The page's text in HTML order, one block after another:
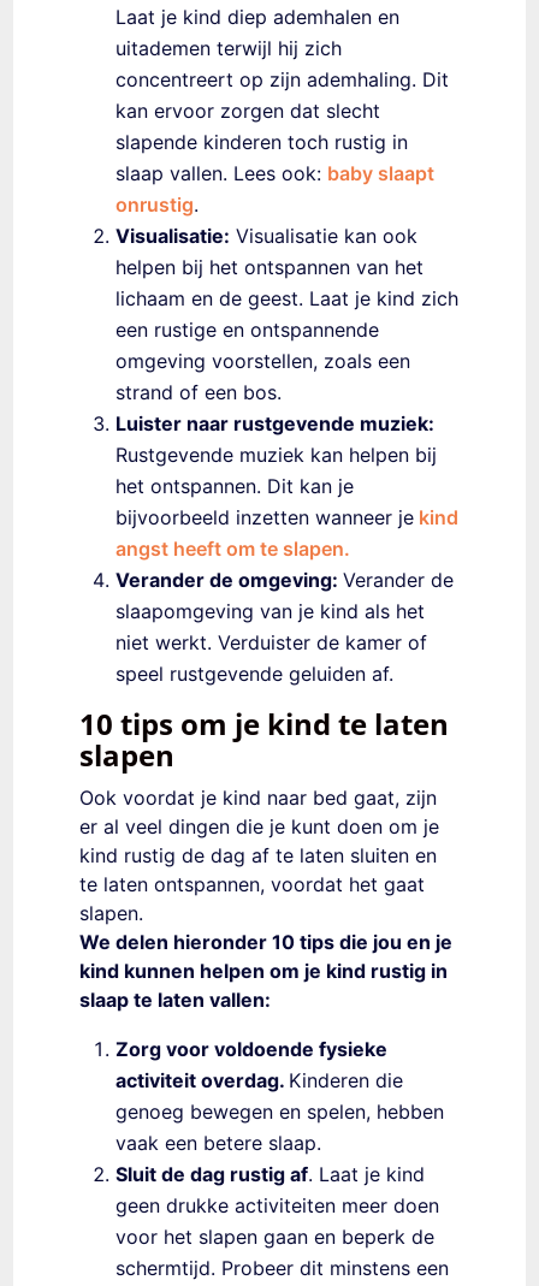
Laat je kind diep ademhalen en
uitademen terwijl hij zich
concentreert op zijn ademhaling. Dit
kan ervoor zorgen dat slecht
slapende kinderen toch rustig in
slaap vallen. Lees ook: baby slaapt
onrustig.
Visualisatie: Visualisatie kan ook
helpen bij het ontspannen van het
lichaam en de geest. Laat je kind zich
een rustige en ontspannende
omgeving voorstellen, zoals een
strand of een bos.
Luister naar rustgevende muziek:
Rustgevende muziek kan helpen bij
het ontspannen. Dit kan je
bijvoorbeeld inzetten wanneer jekind
angst heeft om te slapen.
Verander de omgeving: Verander de
slaapomgeving van je kind als het
niet werkt. Verduister de kamer of
speel rustgevende geluiden af.
10 tips om je kind te laten
slapen
Ook voordat je kind naar bed gaat, zijn
er al veel dingen die je kunt doen om je
kind rustig de dag af te laten sluiten en
te laten ontspannen, voordat het gaat
slapen.
We delen hieronder 10 tips die jou en je
kind kunnen helpen om je kind rustig in
slaap te laten vallen:
Zorg voor voldoende fysieke
activiteit overdag. Kinderen die
genoeg bewegen en spelen, hebben
vaak een betere slaap.
Sluit de dag rustig af. Laat je kind
geen drukke activiteiten meer doen
voor het slapen gaan en beperk de
schermtijd. Probeer dit minstens een